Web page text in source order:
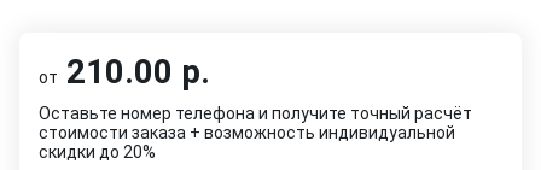
от 210.00 р.
Оставьте номер телефона и получите точный расчёт
стоимости заказа + возможность индивидуальной
скидки до 20%